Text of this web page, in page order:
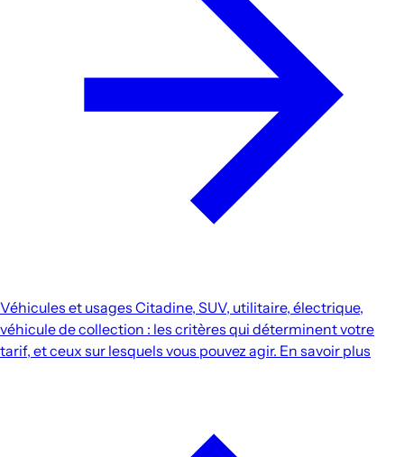
Véhicules et usages Citadine, SUV, utilitaire, électrique,
véhicule de collection : les critères qui déterminent votre
tarif, et ceux sur lesquels vous pouvez agir. En savoir plus